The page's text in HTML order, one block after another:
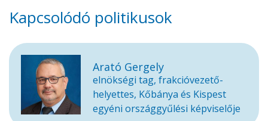
Kapcsolódó politikusok
Arató Gergely
elnökségi tag, frakcióvezető-
helyettes, Kőbánya és Kispest
egyéni országgyűlési képviselője